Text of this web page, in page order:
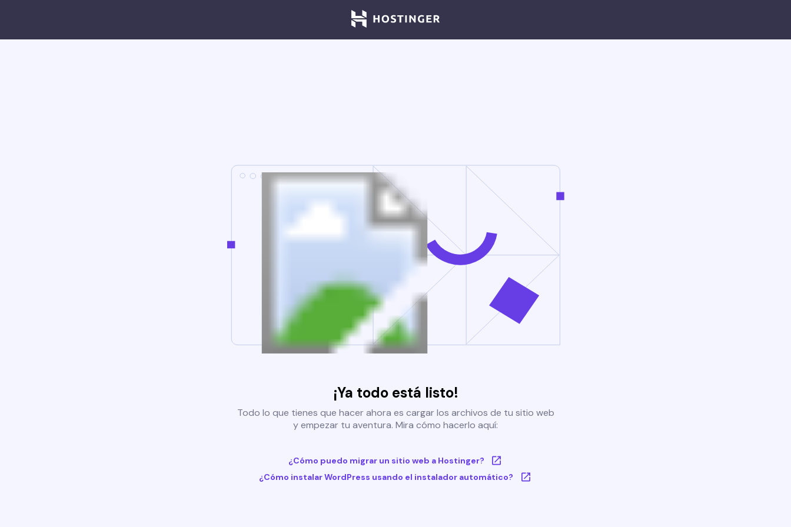
¡Ya todo está listo!
Todo lo que tienes que hacer ahora es cargar los archivos de tu sitio web
y empezar tu aventura. Mira cómo hacerlo aquí:
¿Cómo puedo migrar un sitio web a Hostinger?
¿Cómo instalar WordPress usando el instalador automático?